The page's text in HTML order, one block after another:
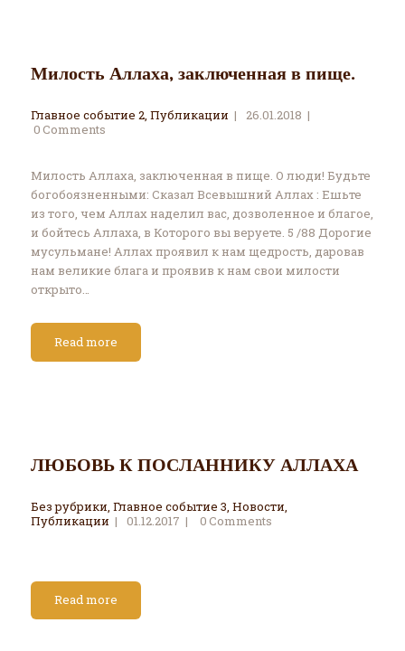
Милость Аллаха, заключенная в пище.
Главное событие 2, Публикации
26.01.2018
0Comments
Милость Аллаха, заключенная в пище. О люди! Будьте
богобоязненными: Сказал Всевышний Аллах : Ешьте
из того, чем Аллах наделил вас, дозволенное и благое,
и бойтесь Аллаха, в Которого вы веруете. 5 /88 Дорогие
мусульмане! Аллах проявил к нам щедрость, даровав
нам великие блага и проявив к нам свои милости
открыто…
Read more
ЛЮБОВЬ К ПОСЛАННИКУ АЛЛАХА
Без рубрики Главное событие 3 Новости
Публикации
01.12.2017 0Comments
Read more